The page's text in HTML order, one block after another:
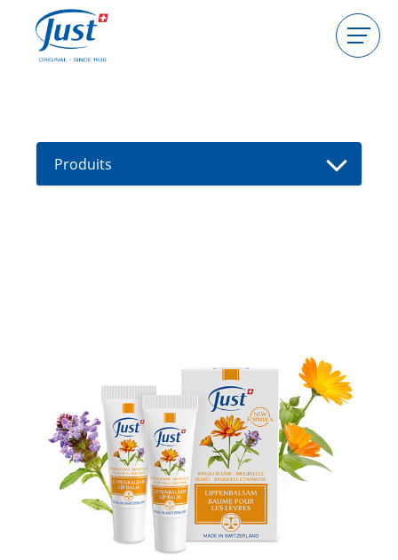
Devenir conseillère
Guides
Produits
Soins de cheveux
Catalogue
Douche
Soins corporels
Crèmes à base de plantes
Soins des pieds